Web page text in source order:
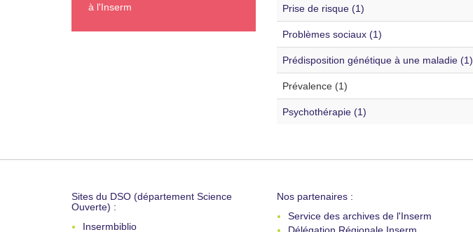
à l'Inserm
Prise de risque (1)
Problèmes sociaux (1)
Prédisposition génétique à une maladie (1)
Prévalence (1)
Psychothérapie (1)
Sites du DSO (département Science
Ouverte) :
Insermbiblio
Nos partenaires :
Service des archives de l'Inserm